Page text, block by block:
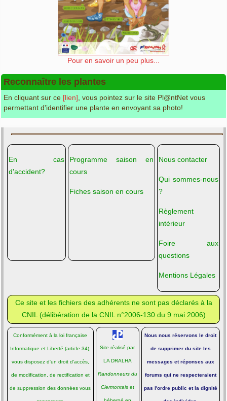
Pour en savoir un peu plus...
Reconnaître les plantes
En cliquant sur ce [lien] , vous pointez sur le site Pl@ntNet vous
permettant d'identifier une plante en envoyant sa photo!
En cas
d'accident?
Programme saison en
cours
Fiches saison en cours
Nous contacter
Qui sommes-nous
?
Règlement
intérieur
Foire aux
questions
Mentions Légales
Ce site et les fichiers des adhérents ne sont pas déclarés à la
CNIL (délibération de la CNIL n°2006-130 du 9 mai 2006)
Conformément à la loi française
Informatique et Liberté (article 34),
vous disposez d'un droit d'accès,
de modification, de rectification et
de suppression des données vous
Site réalisé par
LA DRALHA
Randonneurs du
Clermontaiset
Nous nous réservons le droit
de supprimer du site les
messages et réponses aux
forums qui ne respecteraient
pas l'ordre public et la dignité